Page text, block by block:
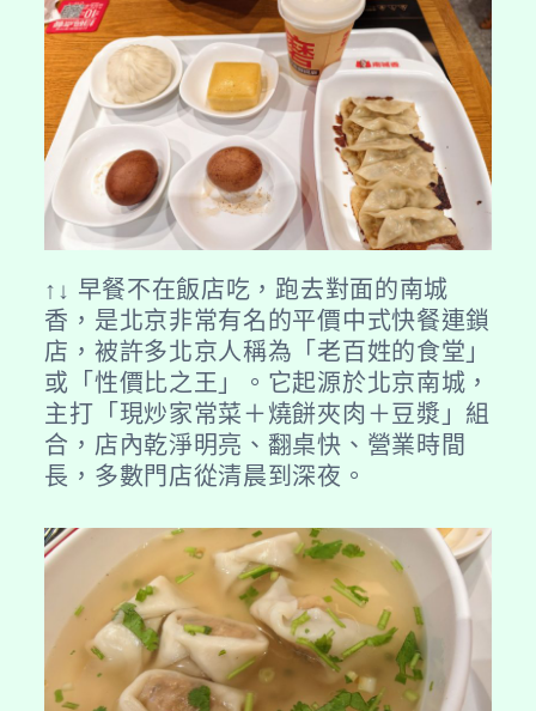
↑↓ 早餐不在飯店吃，跑去對面的南城
香，是北京非常有名的平價中式快餐連鎖
店，被許多北京人稱為「老百姓的食堂」
或「性價比之王」。它起源於北京南城，
主打「現炒家常菜＋燒餅夾肉＋豆漿」組
合，店內乾淨明亮、翻桌快、營業時間
長，多數門店從清晨到深夜。